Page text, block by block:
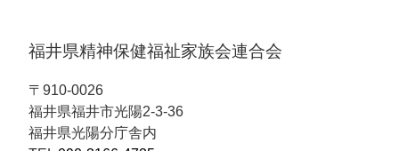
福井県精神保健福祉家族会連合会
〒910-0026
福井県福井市光陽2-3-36
福井県光陽分庁舎内